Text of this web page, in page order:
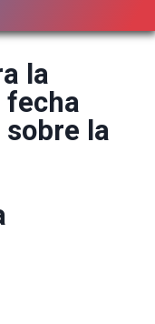
la
fecha
la